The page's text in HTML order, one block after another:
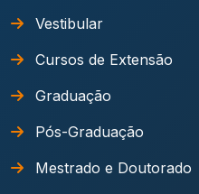
Vestibular
Cursos de Extensão
Graduação
Pós-Graduação
Mestrado e Doutorado